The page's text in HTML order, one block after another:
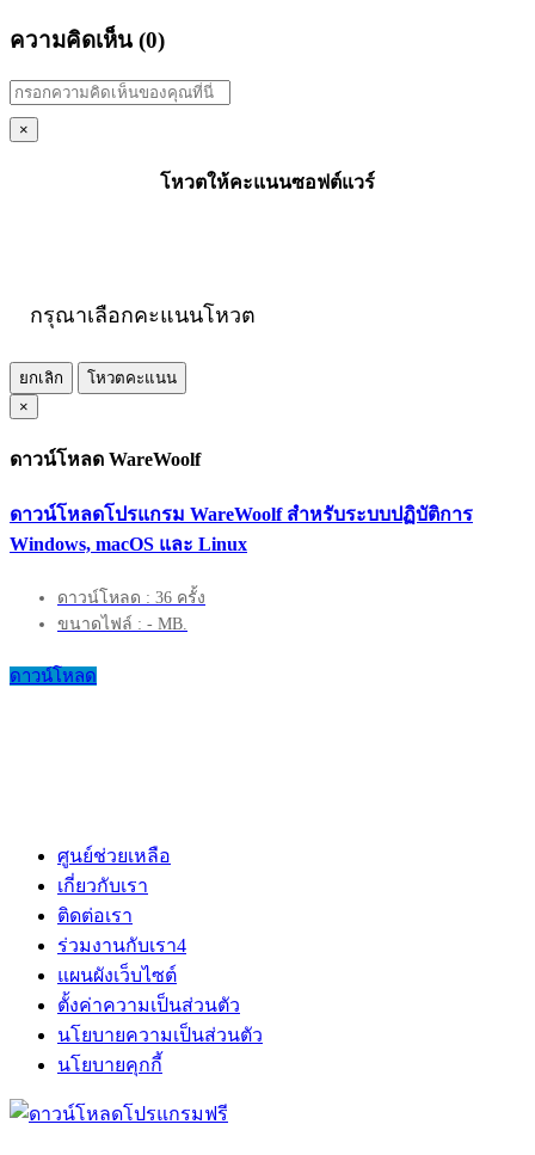
ความคิดเห็น (0)
×
โหวตให้คะแนนซอฟต์แวร์
กรุณาเลือกคะแนนโหวต
ยกเลิก
โหวตคะแนน
×
ดาวน์โหลด WareWoolf
ดาวน์โหลดโปรแกรม WareWoolf สำหรับระบบปฏิบัติการ
Windows, macOS และ Linux
ดาวน์โหลด : 36 ครั้ง
ขนาดไฟล์ : - MB.
ดาวน์โหลด
ศูนย์ช่วยเหลือ
เกี่ยวกับเรา
ติดต่อเรา
ร่วมงานกับเรา4
แผนผังเว็บไซต์
ตั้งค่าความเป็นส่วนตัว
นโยบายความเป็นส่วนตัว
นโยบายคุกกี้